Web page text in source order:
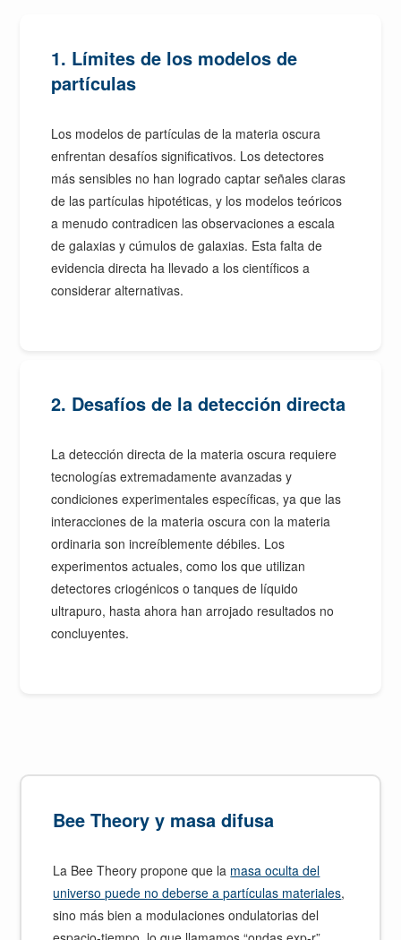
1. Límites de los modelos de
partículas
Los modelos de partículas de la materia oscura
enfrentan desafíos significativos. Los detectores
más sensibles no han logrado captar señales claras
de las partículas hipotéticas, y los modelos teóricos
a menudo contradicen las observaciones a escala
de galaxias y cúmulos de galaxias. Esta falta de
evidencia directa ha llevado a los científicos a
considerar alternativas.
2. Desafíos de la detección directa
La detección directa de la materia oscura requiere
tecnologías extremadamente avanzadas y
condiciones experimentales específicas, ya que las
interacciones de la materia oscura con la materia
ordinaria son increíblemente débiles. Los
experimentos actuales, como los que utilizan
detectores criogénicos o tanques de líquido
ultrapuro, hasta ahora han arrojado resultados no
concluyentes.
Bee Theory y masa difusa
La Bee Theory propone que la masa oculta del
universo puede no deberse a partículas materiales,
sino más bien a modulaciones ondulatorias del